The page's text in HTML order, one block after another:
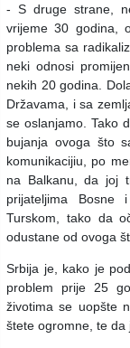
- S druge strane,
vrijeme 30 godina,
problema sa
neki odnosi
nekih 20 godina.
Državama, i sa
se oslanjamo. Tako
bujanja ovoga što
komunikacijiu, po
na Balkanu, da joj
prijateljima Bosne
Turskom, tako da
odustane od ovoga
Srbija je, kako je
problem prije 25
životima se uopšte
štete ogromne, te da